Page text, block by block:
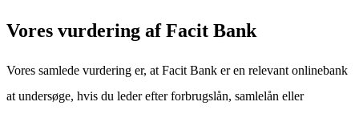
Vores vurdering af Facit Bank
Vores samlede vurdering er, at Facit Bank er en relevant onlinebank
at undersøge, hvis du leder efter forbrugslån, samlelån eller